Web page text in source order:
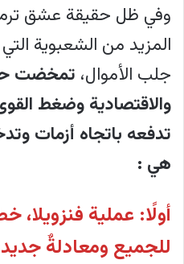
وفي ظل حقيقة عشق
المزيد من الشعبوية
جلب الأموال، تمخضت
والاقتصادية وضغط
تدفعه باتجاه أزمات
هي :
أولًا: عملية
للجميع ومعادلةٌ